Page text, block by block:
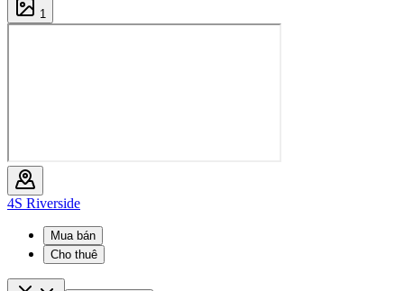
1
4S Riverside
Mua bán
Cho thuê